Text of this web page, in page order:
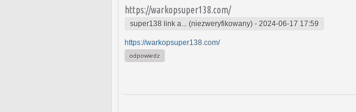
https://warkopsuper138.com/
super138 link a... (niezweryfikowany) - 2024-06-17 17:59
https://warkopsuper138.com/
odpowiedz